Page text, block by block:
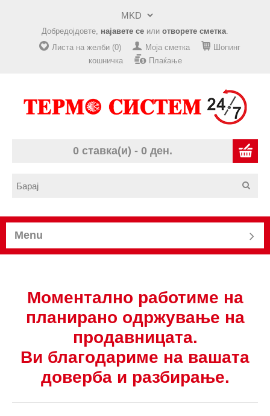
Добредојдовте, најавете се или отворете сметка.
Листа на желби (0)
Моја сметка
Шопинг
кошничка
Плаќање
0 ставка(и) - 0 ден.
Menu
Моментално работиме на
планирано одржување на
продавницата.
Ви благодариме на вашата
доверба и разбирање.